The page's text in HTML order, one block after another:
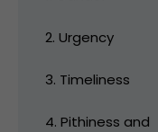
2. Urgency
3. Timeliness
4. Pithiness and